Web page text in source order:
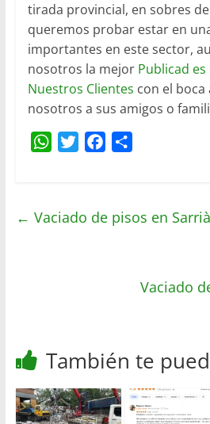
tirada provincial, en sobres
queremos probar estar en
importantes en este sector,
nosotros la mejor Publicad
Nuestros Clientes con el
nosotros a sus amigos o
W
s
t
b
a
← Vaciado de pisos en
Vaciado
También te